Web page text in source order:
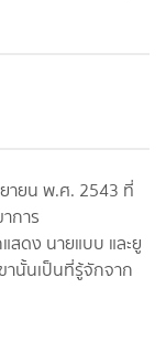
ายน พ.ศ. 2543 ที่
การ
สดง นายแบบ และยู
านั้นเป็นที่รู้จักจาก